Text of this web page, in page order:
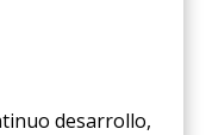
desarrollo,